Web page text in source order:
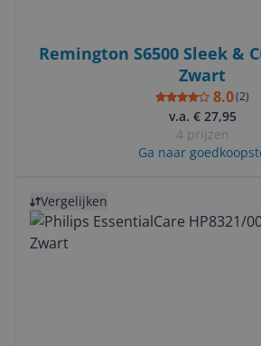
Remington S6500 Sleek &
Zwart
8.0(2)
v.a. € 27,95
4 prijzen
Ga naar
Vergelijken